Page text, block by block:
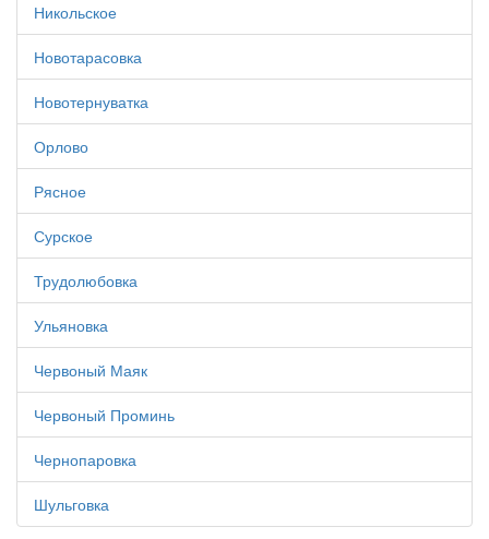
Никольское
Новотарасовка
Новотернуватка
Орлово
Рясное
Сурское
Трудолюбовка
Ульяновка
Червоный Маяк
Червоный Проминь
Чернопаровка
Шульговка